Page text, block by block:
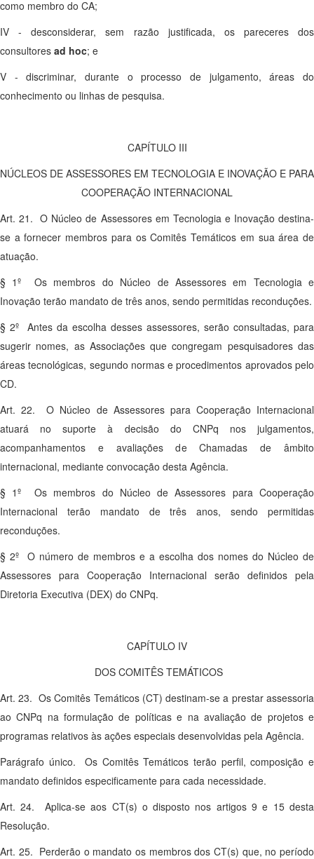
como membro do CA;
IV - desconsiderar, sem razão justificada, os pareceres dos
consultores ad hoc; e
V - discriminar, durante o processo de julgamento, áreas do
conhecimento ou linhas de pesquisa.
CAPÍTULO III
NÚCLEOS DE ASSESSORES EM TECNOLOGIA E INOVAÇÃO E PARA
COOPERAÇÃO INTERNACIONAL
Art. 21. O Núcleo de Assessores em Tecnologia e Inovação destina-
se a fornecer membros para os Comitês Temáticos em sua área de
atuação.
§ 1º Os membros do Núcleo de Assessores em Tecnologia e
Inovação terão mandato de três anos, sendo permitidas reconduções.
§ 2º Antes da escolha desses assessores, serão consultadas, para
sugerir nomes, as Associações que congregam pesquisadores das
áreas tecnológicas, segundo normas e procedimentos aprovados pelo
CD.
Art. 22. O Núcleo de Assessores para Cooperação Internacional
atuará no suporte à decisão do CNPq nos julgamentos,
acompanhamentos e avaliações de Chamadas de âmbito
internacional, mediante convocação desta Agência.
§ 1º Os membros do Núcleo de Assessores para Cooperação
Internacional terão mandato de três anos, sendo permitidas
reconduções.
§ 2º O número de membros e a escolha dos nomes do Núcleo de
Assessores para Cooperação Internacional serão definidos pela
Diretoria Executiva (DEX) do CNPq.
CAPÍTULO IV
DOS COMITÊS TEMÁTICOS
Art. 23. Os Comitês Temáticos (CT) destinam-se a prestar assessoria
ao CNPq na formulação de políticas e na avaliação de projetos e
programas relativos às ações especiais desenvolvidas pela Agência.
Parágrafo único. Os Comitês Temáticos terão perfil, composição e
mandato definidos especificamente para cada necessidade.
Art. 24. Aplica-se aos CT(s) o disposto nos artigos 9 e 15 desta
Resolução.
Art. 25. Perderão o mandato os membros dos CT(s) que, no período